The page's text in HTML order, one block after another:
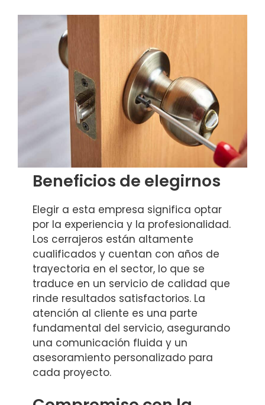
Beneficios de elegirnos
Elegir a esta empresa significa optar
por la experiencia y la profesionalidad.
Los cerrajeros están altamente
cualificados y cuentan con años de
trayectoria en el sector, lo que se
traduce en un servicio de calidad que
rinde resultados satisfactorios. La
atención al cliente es una parte
fundamental del servicio, asegurando
una comunicación fluida y un
asesoramiento personalizado para
cada proyecto.